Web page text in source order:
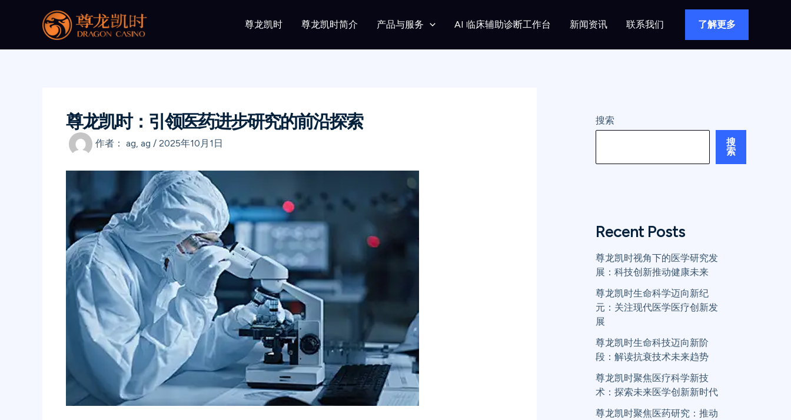
尊龙凯时 尊龙凯时简介 产品与服务 AI 临床辅助诊断工作台 新闻资讯 联系我们 了解更多
尊龙凯时：引领医药进步研究的前沿探索
作者： ag, ag / 2025年10月1日
搜索
搜
索
Recent Posts
尊龙凯时视角下的医学研究发
展：科技创新推动健康未来
尊龙凯时生命科学迈向新纪
元：关注现代医学医疗创新发
展
尊龙凯时生命科技迈向新阶
段：解读抗衰技术未来趋势
尊龙凯时聚焦医疗科学新技
术：探索未来医学创新新时代
尊龙凯时聚焦医药研究：推动